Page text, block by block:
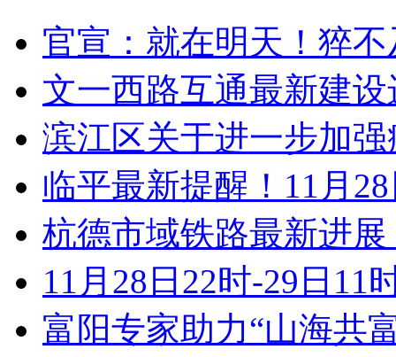
官宣：就在明天！猝
文一西路互通最新建
滨江区关于进一步加
临平最新提醒！11月
杭德市域铁路最新进
11月28日22时-29日11
富阳专家助力“山海共